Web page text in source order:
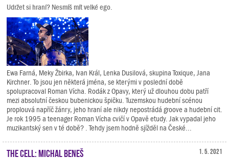
Udržet si hraní? Nesmíš mít velké ego.
Ewa Farná, Meky Žbirka, Ivan Král, Lenka Dusilová, skupina Toxique, Jana
Kirchner. To jsou jen některá jména, se kterými v poslední době
spolupracoval Roman Vícha. Rodák z Opavy, který už dlouhou dobu patří
mezi absolutní českou bubenickou špičku. Tuzemskou hudební scénou
proplouvá napříč žánry, jeho hraní ale nikdy nepostrádá groove a hudební cit.
Je rok 1995 a teenager Roman Vícha cvičí v Opavě etudy. Jak vypadal jeho
muzikantský sen v té době? . Tehdy jsem hodně sjížděl na České...
1. 5. 2021
The Cell: Michal Beneš